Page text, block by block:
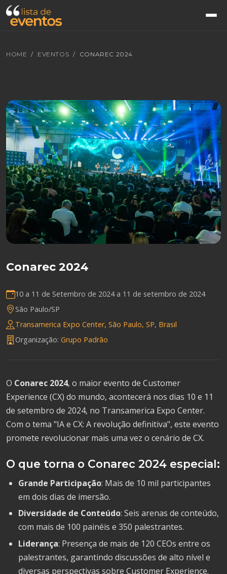
HOME EVENTOS CONAREC 2024
Conarec 2024
10 a 11 de Setembro de 2024 a 11 de setembro de 2024
São Paulo/SP
Transamerica Expo Center, São Paulo, SP, Brasil
Organização: Grupo Padrão
O Conarec 2024, o maior evento de Customer
Experience (CX) do mundo, acontecerá nos dias 10 e 11
de setembro de 2024, no Transamerica Expo Center.
Com o tema "IA e CX: A revolução definitiva", este evento
promete revolucionar mais uma vez o cenário de CX.
O que torna o Conarec 2024 especial:
Grande Participação: Mais de 10 mil participantes
em dois dias de imersão.
Diversidade de Conteúdo: Seis arenas de conteúdo,
com mais de 100 painéis e 350 palestrantes.
Liderança: Presença de mais de 120 CEOs entre os
palestrantes, garantindo discussões de alto nível e
diversas perspectivas sobre Customer Experience.